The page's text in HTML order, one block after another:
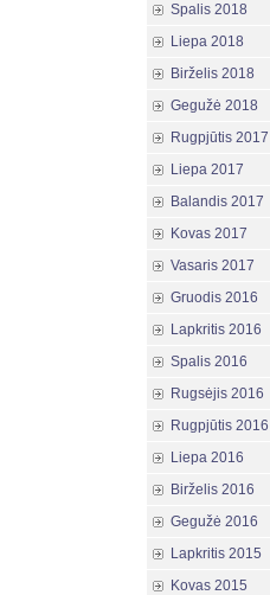
Spalis 2018
Liepa 2018
Birželis 2018
Gegužė 2018
Rugpjūtis 2017
Liepa 2017
Balandis 2017
Kovas 2017
Vasaris 2017
Gruodis 2016
Lapkritis 2016
Spalis 2016
Rugsėjis 2016
Rugpjūtis 2016
Liepa 2016
Birželis 2016
Gegužė 2016
Lapkritis 2015
Kovas 2015